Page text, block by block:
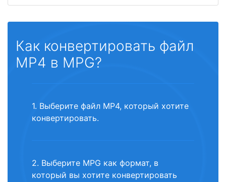
Как конвертировать файл
MP4 в MPG?
1. Выберите файл MP4, который хотите
конвертировать.
2. Выберите MPG как формат, в
который вы хотите конвертировать